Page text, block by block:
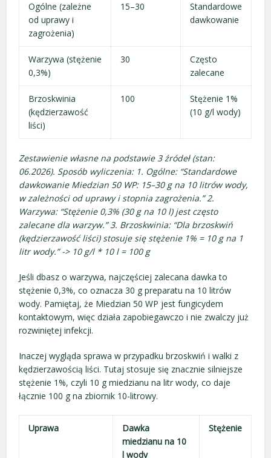
Ogólne (zależne
od uprawy i
zagrożenia)
15–30
Standardowe
dawkowanie
Warzywa (stężenie
0,3%)
30
Często
zalecane
Brzoskwinia
(kędzierzawość
liści)
100
Stężenie 1%
(10 g/l wody)
Zestawienie własne na podstawie 3 źródeł (stan:
06.2026). Sposób wyliczenia: 1. Ogólne: “Standardowe
dawkowanie Miedzian 50 WP: 15–30 g na 10 litrów wody,
w zależności od uprawy i stopnia zagrożenia.” 2.
Warzywa: “Stężenie 0,3% (30 g na 10 l) jest często
zalecane dla warzyw.” 3. Brzoskwinia: “Dla brzoskwiń
(kędzierzawość liści) stosuje się stężenie 1% = 10 g na 1
litr wody.” -> 10 g/l * 10 l = 100 g
Jeśli dbasz o warzywa, najczęściej zalecana dawka to
stężenie 0,3%, co oznacza 30 g preparatu na 10 litrów
wody. Pamiętaj, że Miedzian 50 WP jest fungicydem
kontaktowym, więc działa zapobiegawczo i nie zwalczy już
rozwiniętej infekcji.
Inaczej wygląda sprawa w przypadku brzoskwiń i walki z
kędzierzawością liści. Tutaj stosuje się znacznie silniejsze
stężenie 1%, czyli 10 g miedzianu na litr wody, co daje
łącznie 100 g na zbiornik 10-litrowy.
Uprawa
Dawka
miedzianu na 10
l wody
Stężenie